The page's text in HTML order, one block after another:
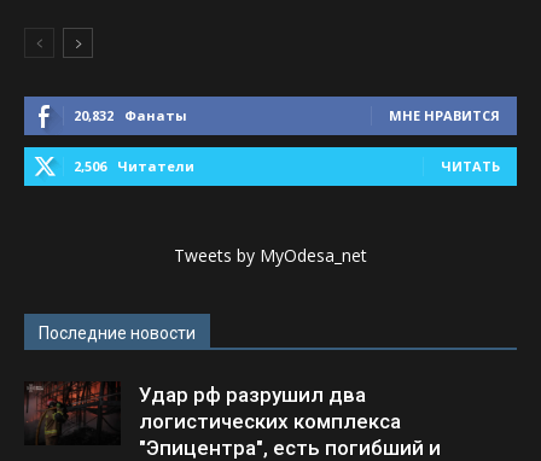
20,832 Фанаты МНЕ НРАВИТСЯ
2,506 Читатели ЧИТАТЬ
Tweets by MyOdesa_net
Последние новости
Удар рф разрушил два
логистических комплекса
"Эпицентра", есть погибший и